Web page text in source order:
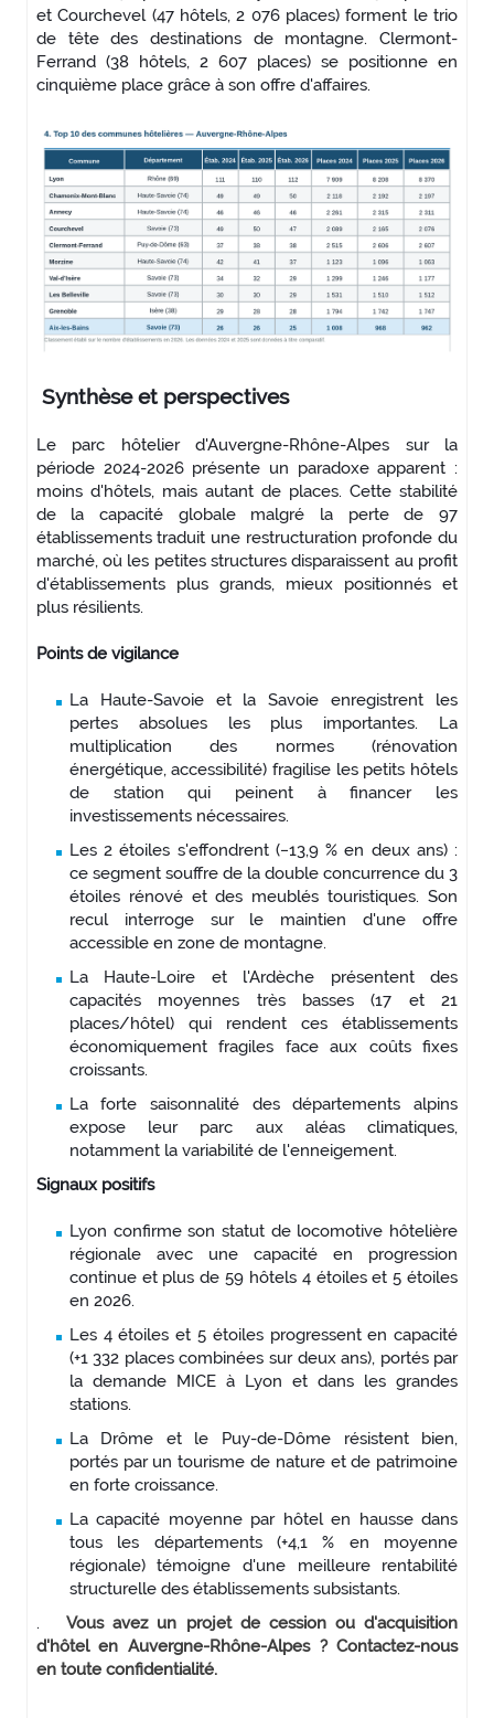
et Courchevel (47 hôtels, 2 076 places) forment le trio
de tête des destinations de montagne. Clermont-
Ferrand (38 hôtels, 2 607 places) se positionne en
cinquième place grâce à son offre d'affaires.
Synthèse et perspectives
Le parc hôtelier d'Auvergne-Rhône-Alpes sur la
période 2024-2026 présente un paradoxe apparent :
moins d'hôtels, mais autant de places. Cette stabilité
de la capacité globale malgré la perte de 97
établissements traduit une restructuration profonde du
marché, où les petites structures disparaissent au profit
d'établissements plus grands, mieux positionnés et
plus résilients.
Points de vigilance
La Haute-Savoie et la Savoie enregistrent les
pertes absolues les plus importantes. La
multiplication des normes (rénovation
énergétique, accessibilité) fragilise les petits hôtels
de station qui peinent à financer les
investissements nécessaires.
Les 2 étoiles s'effondrent (−13,9 % en deux ans) :
ce segment souffre de la double concurrence du 3
étoiles rénové et des meublés touristiques. Son
recul interroge sur le maintien d'une offre
accessible en zone de montagne.
La Haute-Loire et l'Ardèche présentent des
capacités moyennes très basses (17 et 21
places/hôtel) qui rendent ces établissements
économiquement fragiles face aux coûts fixes
croissants.
La forte saisonnalité des départements alpins
expose leur parc aux aléas climatiques,
notamment la variabilité de l'enneigement.
Signaux positifs
Lyon confirme son statut de locomotive hôtelière
régionale avec une capacité en progression
continue et plus de 59 hôtels 4 étoiles et 5 étoiles
en 2026.
Les 4 étoiles et 5 étoiles progressent en capacité
(+1 332 places combinées sur deux ans), portés par
la demande MICE à Lyon et dans les grandes
stations.
La Drôme et le Puy-de-Dôme résistent bien,
portés par un tourisme de nature et de patrimoine
en forte croissance.
La capacité moyenne par hôtel en hausse dans
tous les départements (+4,1 % en moyenne
régionale) témoigne d'une meilleure rentabilité
structurelle des établissements subsistants.
.Vous avez un projet de cession ou d'acquisition
d'hôtel en Auvergne-Rhône-Alpes ? Contactez-nous
en toute confidentialité.